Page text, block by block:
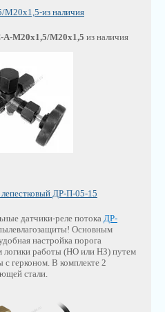
из наличия
А-М20х1,5/М20х1,5 из наличия
ДР-П-05-15
датчики-реле потока ДР-
Основным
настройка порога
логики работы (НО или НЗ) путем
герконом. В комплекте 2
стали.